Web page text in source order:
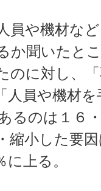
員や機材な
か聞いたと
のに対し、
人員や機材
るのは１６
縮小した要
に上る。